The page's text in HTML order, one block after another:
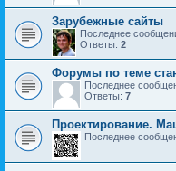
Зарубежные сайты
Последнее
Ответы: 2
Форумы по теме
Последнее
Ответы: 7
Проектирование.
Последнее